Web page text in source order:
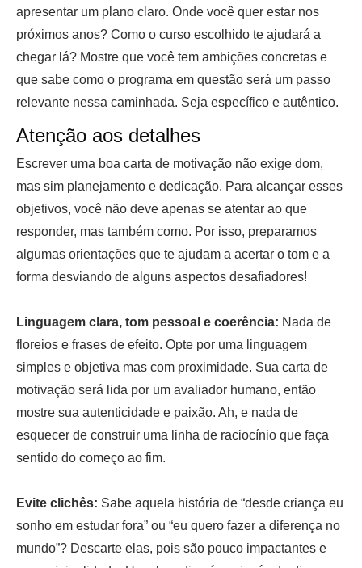
apresentar um plano claro. Onde você quer estar nos
próximos anos? Como o curso escolhido te ajudará a
chegar lá? Mostre que você tem ambições concretas e
que sabe como o programa em questão será um passo
relevante nessa caminhada. Seja específico e autêntico.
Atenção aos detalhes
Escrever uma boa carta de motivação não exige dom,
mas sim planejamento e dedicação. Para alcançar esses
objetivos, você não deve apenas se atentar ao que
responder, mas também como. Por isso, preparamos
algumas orientações que te ajudam a acertar o tom e a
forma desviando de alguns aspectos desafiadores!
Linguagem clara, tom pessoal e coerência: Nada de
floreios e frases de efeito. Opte por uma linguagem
simples e objetiva mas com proximidade. Sua carta de
motivação será lida por um avaliador humano, então
mostre sua autenticidade e paixão. Ah, e nada de
esquecer de construir uma linha de raciocínio que faça
sentido do começo ao fim.
Evite clichês: Sabe aquela história de “desde criança eu
sonho em estudar fora” ou “eu quero fazer a diferença no
mundo”? Descarte elas, pois são pouco impactantes e